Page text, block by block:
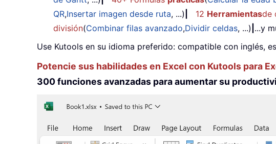
QR,Insertar imagen desde ruta, ...) 12 Herramientasde
división(Combinar filas avanzado,Dividir celdas, ...) ...y
Use Kutools en su idioma preferido: compatible con inglés,
Potencie sus habilidades en Excel con Kutools para
300 funciones avanzadas para aumentar su